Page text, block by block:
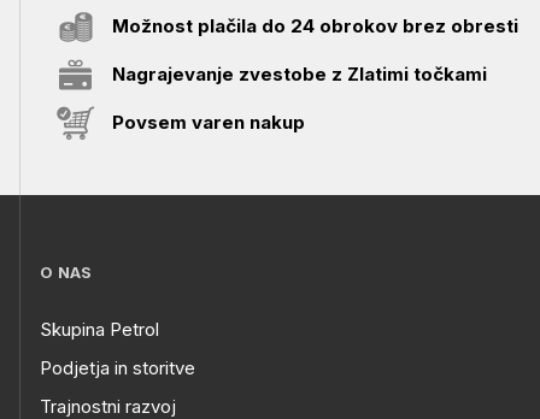
Možnost plačila do 24 obrokov brez obresti
Nagrajevanje zvestobe z Zlatimi točkami
Povsem varen nakup
O NAS
Skupina Petrol
Podjetja in storitve
Trajnostni razvoj